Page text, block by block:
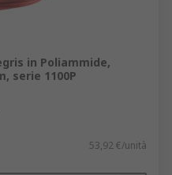
in Poliammide,
serie 1100P
53,92 €/unità